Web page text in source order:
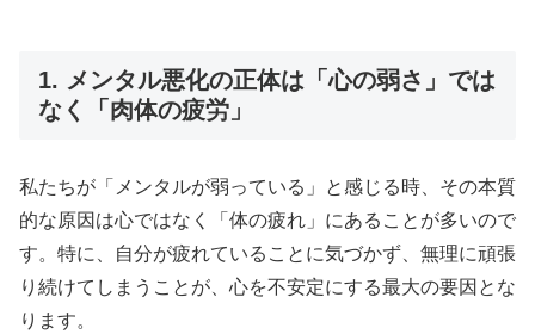
1. メンタル悪化の正体は「心の弱さ」では
なく「肉体の疲労」
私たちが「メンタルが弱っている」と感じる時、その本質
的な原因は心ではなく「体の疲れ」にあることが多いので
す。特に、自分が疲れていることに気づかず、無理に頑張
り続けてしまうことが、心を不安定にする最大の要因とな
ります。